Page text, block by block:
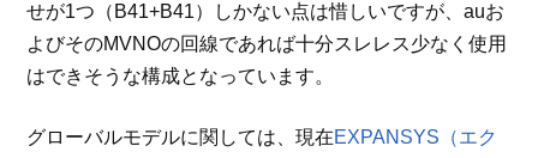
せが1つ（B41+B41）しかない点は惜しいですが、auお
よびそのMVNOの回線であれば十分スレレス少なく使用
はできそうな構成となっています。
グローバルモデルに関しては、現在EXPANSYS（エク